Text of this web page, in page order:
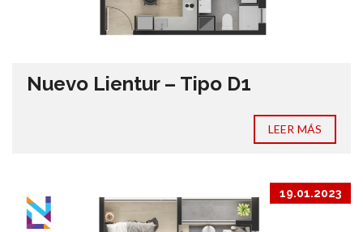
Nuevo Lientur – Tipo D1
LEER MÁS
19.01.2023